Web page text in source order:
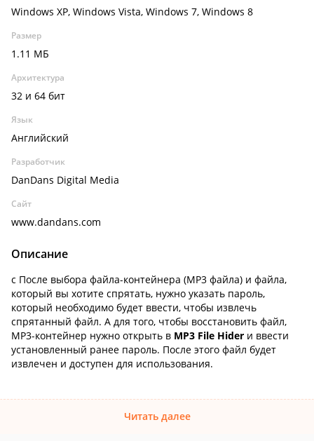
Windows XP, Windows Vista, Windows 7, Windows 8
Размер
1.11 МБ
Архитектура
32 и 64 бит
Язык
Английский
Разработчик
DanDans Digital Media
Сайт
www.dandans.com
Описание
с После выбора файла-контейнера (MP3 файла) и файла,
который вы хотите спрятать, нужно указать пароль,
который необходимо будет ввести, чтобы извлечь
спрятанный файл. А для того, чтобы восстановить файл,
MP3-контейнер нужно открыть в MP3 File Hider и ввести
установленный ранее пароль. После этого файл будет
извлечен и доступен для использования.
Читать далее